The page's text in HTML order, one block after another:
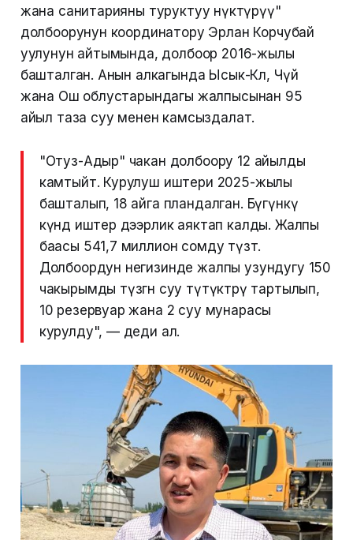
жана санитарияны туруктуу өнүктүрүү"
долбоорунун координатору Эрлан Корчубай
уулунун айтымында, долбоор 2016-жылы
башталган. Анын алкагында Ысык-Көл, Чүй
жана Ош облустарындагы жалпысынан 95
айыл таза суу менен камсыздалат.
"Отуз-Адыр" чакан долбоору 12 айылды
камтыйт. Курулуш иштери 2025-жылы
башталып, 18 айга пландалган. Бүгүнкү
күндө иштер дээрлик аяктап калды. Жалпы
баасы 541,7 миллион сомду түзөт.
Долбоордун негизинде жалпы узундугу 150
чакырымды түзгөн суу түтүктөрү тартылып,
10 резервуар жана 2 суу мунарасы
курулду", — деди ал.